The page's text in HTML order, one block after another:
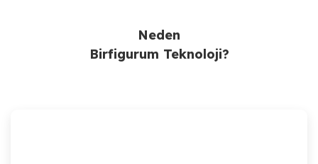
Neden
Birfigurum Teknoloji?